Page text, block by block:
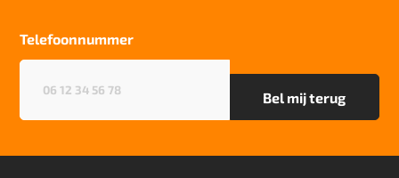
sterk
Project gebruik
sterk
Telefoonnummer